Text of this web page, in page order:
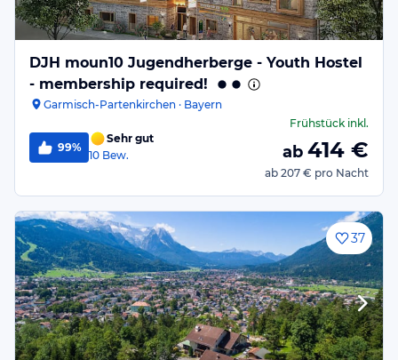
DJH moun10 Jugendherberge - Youth Hostel
- membership required!
Garmisch-Partenkirchen · Bayern
99%
Sehr gut
10 Bew.
Frühstückinkl.
ab 414 €
ab 207 € pro Nacht
37